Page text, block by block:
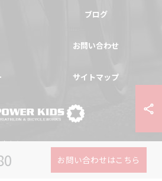
お問い合わせはこちら
ブログ
お問い合わせ
サイトマップ
ならPOWER-KIDS ALL RIGHTS RESERVED.